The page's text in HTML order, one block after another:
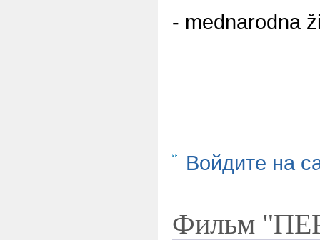
- mednarodna
Войдите на
Фильм